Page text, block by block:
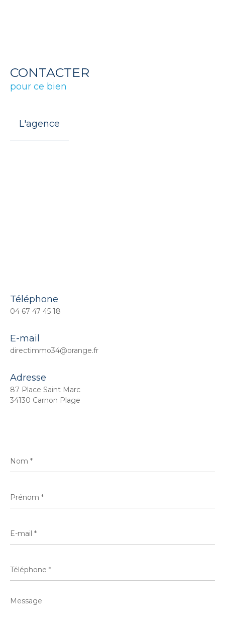
CONTACTER
pour ce bien
L'agence
Téléphone
04 67 47 45 18
E-mail
directimmo34@orange.fr
Adresse
87 Place Saint Marc
34130 Carnon Plage
*
*
mail
*
*
Message
*